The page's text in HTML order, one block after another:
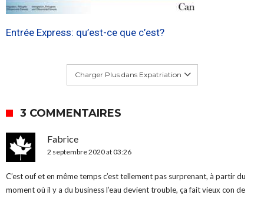
Entrée Express: qu’est-ce que c’est?
Charger Plus dans Expatriation
3 COMMENTAIRES
Fabrice
2 septembre 2020 at 03:26
C’est ouf et en même temps c’est tellement pas surprenant, à partir du
moment où il y a du business l’eau devient trouble, ça fait vieux con de